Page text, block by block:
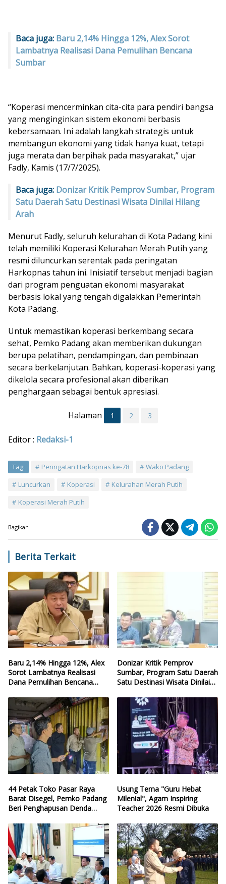
Baca juga: Baru 2,14% Hingga 12%, Alex Sorot
Lambatnya Realisasi Dana Pemulihan Bencana
Sumbar
“Koperasi mencerminkan cita-cita para pendiri bangsa
yang menginginkan sistem ekonomi berbasis
kebersamaan. Ini adalah langkah strategis untuk
membangun ekonomi yang tidak hanya kuat, tetapi
juga merata dan berpihak pada masyarakat,” ujar
Fadly, Kamis (17/7/2025).
Baca juga: Donizar Kritik Pemprov Sumbar, Program
Satu Daerah Satu Destinasi Wisata Dinilai Hilang
Arah
Menurut Fadly, seluruh kelurahan di Kota Padang kini
telah memiliki Koperasi Kelurahan Merah Putih yang
resmi diluncurkan serentak pada peringatan
Harkopnas tahun ini. Inisiatif tersebut menjadi bagian
dari program penguatan ekonomi masyarakat
berbasis lokal yang tengah digalakkan Pemerintah
Kota Padang.
Untuk memastikan koperasi berkembang secara
sehat, Pemko Padang akan memberikan dukungan
berupa pelatihan, pendampingan, dan pembinaan
secara berkelanjutan. Bahkan, koperasi-koperasi yang
dikelola secara profesional akan diberikan
penghargaan sebagai bentuk apresiasi.
Halaman 1 2 3
Editor : Redaksi-1
Tag: Peringatan Harkopnas ke-78
Wako Padang
Luncurkan
Koperasi
Kelurahan Merah Putih
Koperasi Merah Putih
Bagikan
Berita Terkait
Baru 2,14% Hingga 12%, Alex
Sorot Lambatnya Realisasi
Dana Pemulihan Bencana
Donizar Kritik Pemprov
Sumbar, Program Satu Daerah
Satu Destinasi Wisata Dinilai
44 Petak Toko Pasar Raya
Barat Disegel, Pemko Padang
Beri Penghapusan Denda
Usung Tema "Guru Hebat
Milenial", Agam Inspiring
Teacher 2026 Resmi Dibuka